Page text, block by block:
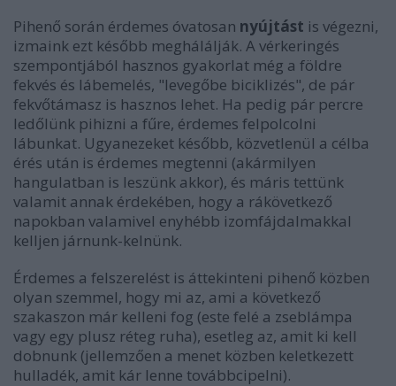
Pihenő során érdemes óvatosan nyújtást is végezni,
izmaink ezt később meghálálják. A vérkeringés
szempontjából hasznos gyakorlat még a földre
fekvés és lábemelés, "levegőbe biciklizés", de pár
fekvőtámasz is hasznos lehet. Ha pedig pár percre
ledőlünk pihizni a fűre, érdemes felpolcolni
lábunkat. Ugyanezeket később, közvetlenül a célba
érés után is érdemes megtenni (akármilyen
hangulatban is leszünk akkor), és máris tettünk
valamit annak érdekében, hogy a rákövetkező
napokban valamivel enyhébb izomfájdalmakkal
kelljen járnunk-kelnünk.
Érdemes a felszerelést is áttekinteni pihenő közben
olyan szemmel, hogy mi az, ami a következő
szakaszon már kelleni fog (este felé a zseblámpa
vagy egy plusz réteg ruha), esetleg az, amit ki kell
dobnunk (jellemzően a menet közben keletkezett
hulladék, amit kár lenne továbbcipelni).